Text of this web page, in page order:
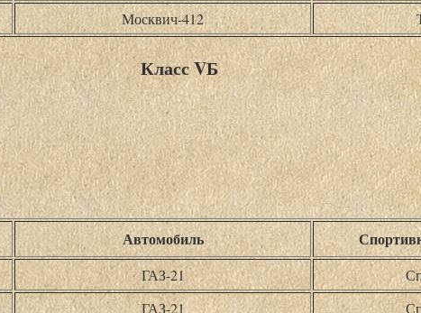
Москвич-412
Класс VБ
Автомобиль
ГАЗ-21
ГАЗ-21